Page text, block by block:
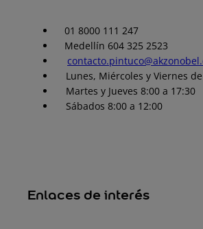
01 8000 111 247
Medellín 604 325 2523
Lunes, Miércoles y Viernes
Martes y Jueves 8:00 a 17:30
Sábados 8:00 a 12:00
Enlaces de interés